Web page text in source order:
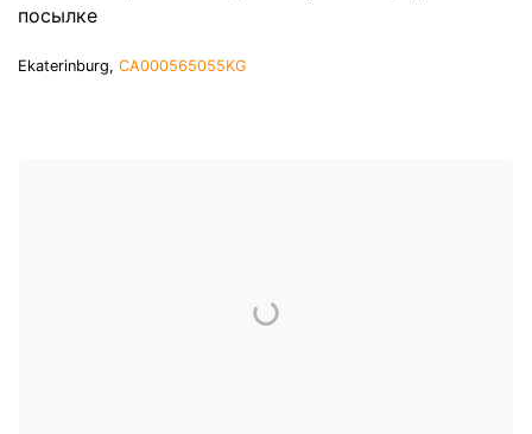
посылке
Ekaterinburg, CA000565055KG